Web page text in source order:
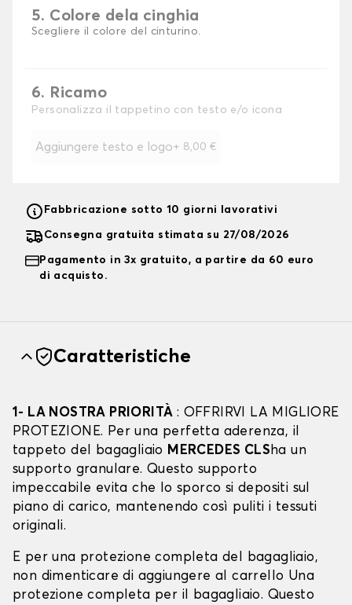
5. Colore dela cinghia
Scegliere il colore del cinturino.
6. Ricamo
Personalizza il tappetino con testo e/o icona
Aggiungere testo e logo+ 8,00 €
Fabbricazione sotto 10 giorni lavorativi
Consegna gratuita stimata su 27/08/2026
Pagamento in 3x gratuito, a partire da 60 euro
di acquisto.
Caratteristiche
1- LA NOSTRA PRIORITÀ : OFFRIRVI LA MIGLIORE
PROTEZIONE. Per una perfetta aderenza, il
tappeto del bagagliaio MERCEDES CLSha un
supporto granulare. Questo supporto
impeccabile evita che lo sporco si depositi sul
piano di carico, mantenendo così puliti i tessuti
originali.
E per una protezione completa del bagagliaio,
non dimenticare di aggiungere al carrello Una
protezione completa per il bagagliaio. Questo